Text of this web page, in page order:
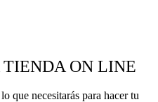
ON LINE
que necesitarás para hacer tu